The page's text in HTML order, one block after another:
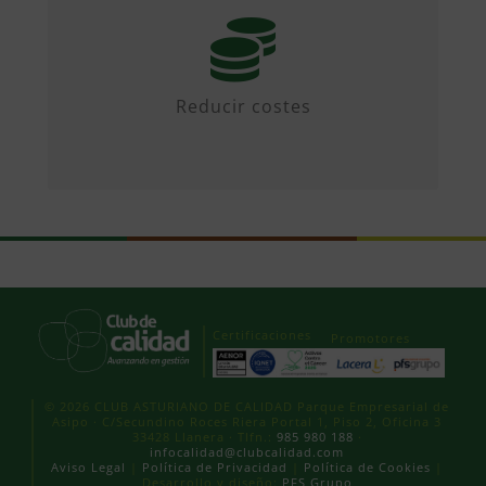
Reducir costes
Mediante iniciativas colaborativas y
diseñando propuestas.
Certificaciones Promotores
© 2026 CLUB ASTURIANO DE CALIDAD Parque Empresarial de
Asipo · C/Secundino Roces Riera Portal 1, Piso 2, Oficina 3
33428 Llanera · Tlfn.: 985 980 188
infocalidad@clubcalidad.com
Aviso Legal
Política de Privacidad Política de Cookies
Desarrollo y diseño:
PFS Grupo